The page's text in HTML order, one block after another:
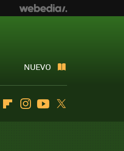
NUEVO
FlipboardInstagramYoutube